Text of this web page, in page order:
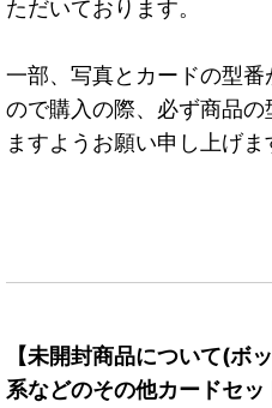
ただいております。
一部、写真とカードの型
ので購入の際、必ず商品
ますようお願い申し上げま
【未開封商品について(ボ
系などのその他カードセッ